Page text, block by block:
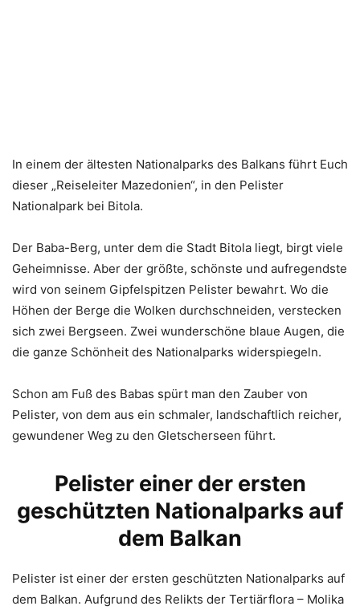
In einem der ältesten Nationalparks des Balkans führt Euch
dieser „Reiseleiter Mazedonien“, in den Pelister
Nationalpark bei Bitola.
Der Baba-Berg, unter dem die Stadt Bitola liegt, birgt viele
Geheimnisse. Aber der größte, schönste und aufregendste
wird von seinem Gipfelspitzen Pelister bewahrt. Wo die
Höhen der Berge die Wolken durchschneiden, verstecken
sich zwei Bergseen. Zwei wunderschöne blaue Augen, die
die ganze Schönheit des Nationalparks widerspiegeln.
Schon am Fuß des Babas spürt man den Zauber von
Pelister, von dem aus ein schmaler, landschaftlich reicher,
gewundener Weg zu den Gletscherseen führt.
Pelister einer der ersten
geschützten Nationalparks auf
dem Balkan
Pelister ist einer der ersten geschützten Nationalparks auf
dem Balkan. Aufgrund des Relikts der Tertiärflora – Molika